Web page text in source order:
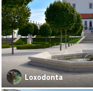
Loxodonta